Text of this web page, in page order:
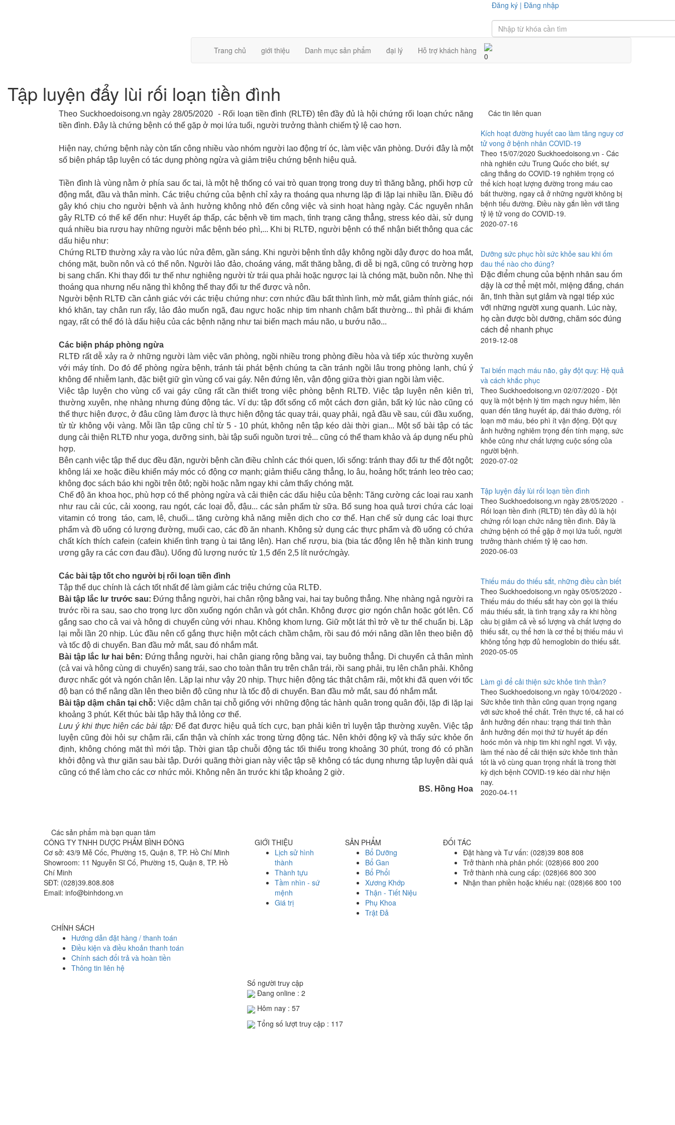
Đăng ký |Đăng nhập
Trang chủ giới thiệu Danh mục sản phẩm đại lý Hỗ trợ khách hàng
0
Tập luyện đẩy lùi rối loạn tiền đình
Theo Suckhoedoisong.vn ngày 28/05/2020 - Rối loạn tiền đình (RLTÐ) tên đầy đủ là hội chứng rối loạn chức năng
tiền đình. Ðây là chứng bệnh có thể gặp ở mọi lứa tuổi, người trưởng thành chiếm tỷ lệ cao hơn.
Hiện nay, chứng bệnh này còn tấn công nhiều vào nhóm người lao động trí óc, làm việc văn phòng. Dưới đây là một
số biện pháp tập luyện có tác dụng phòng ngừa và giảm triệu chứng bệnh hiệu quả.
Tiền đình là vùng nằm ở phía sau ốc tai, là một hệ thống có vai trò quan trọng trong duy trì thăng bằng, phối hợp cử
động mắt, đầu và thân mình. Các triệu chứng của bệnh chỉ xảy ra thoáng qua nhưng lặp đi lặp lại nhiều lần. Điều đó
gây khó chịu cho người bệnh và ảnh hưởng không nhỏ đến công việc và sinh hoạt hàng ngày. Các nguyên nhân
gây RLTĐ có thể kể đến như: Huyết áp thấp, các bệnh về tim mạch, tình trạng căng thẳng, stress kéo dài, sử dụng
quá nhiều bia rượu hay những người mắc bệnh béo phì,... Khi bị RLTĐ, người bệnh có thể nhận biết thông qua các
dấu hiệu như:
Chứng RLTĐ thường xảy ra vào lúc nửa đêm, gần sáng. Khi người bệnh tỉnh dậy không ngồi dậy được do hoa mắt,
chóng mặt, buồn nôn và có thể nôn. Người lảo đảo, choáng váng, mất thăng bằng, đi dễ bị ngã, cũng có trường hợp
bị sang chấn. Khi thay đổi tư thế như nghiêng người từ trái qua phải hoặc ngược lại là chóng mặt, buồn nôn. Nhẹ thì
thoáng qua nhưng nếu nặng thì không thể thay đổi tư thế được và nôn.
Người bệnh RLTĐ cần cảnh giác với các triệu chứng như: cơn nhức đầu bất thình lình, mờ mắt, giảm thính giác, nói
khó khăn, tay chân run rẩy, lảo đảo muốn ngã, đau ngực hoặc nhịp tim nhanh chậm bất thường... thì phải đi khám
ngay, rất có thể đó là dấu hiệu của các bệnh nặng như tai biến mạch máu não, u bướu não...
Các biện pháp phòng ngừa
RLTĐ rất dễ xảy ra ở những người làm việc văn phòng, ngồi nhiều trong phòng điều hòa và tiếp xúc thường xuyên
với máy tính. Do đó để phòng ngừa bệnh, tránh tái phát bệnh chúng ta cần tránh ngồi lâu trong phòng lạnh, chú ý
không để nhiễm lạnh, đặc biệt giữ gìn vùng cổ vai gáy. Nên đứng lên, vận động giữa thời gian ngồi làm việc.
Việc tập luyện cho vùng cổ vai gáy cũng rất cần thiết trong việc phòng bệnh RLTĐ. Việc tập luyện nên kiên trì,
thường xuyên, nhẹ nhàng nhưng đúng động tác. Ví dụ: tập đốt sống cổ một cách đơn giản, bất kỳ lúc nào cũng có
thể thực hiện được, ở đâu cũng làm được là thực hiện động tác quay trái, quay phải, ngả đầu về sau, cúi đầu xuống,
từ từ không vội vàng. Mỗi lần tập cũng chỉ từ 5 - 10 phút, không nên tập kéo dài thời gian... Một số bài tập có tác
dụng cải thiện RLTĐ như yoga, dưỡng sinh, bài tập suối nguồn tươi trẻ... cũng có thể tham khảo và áp dụng nếu phù
hợp.
Bên cạnh việc tập thể dục đều đặn, người bệnh cần điều chỉnh các thói quen, lối sống: tránh thay đổi tư thế đột ngột;
không lái xe hoặc điều khiển máy móc có động cơ mạnh; giảm thiểu căng thẳng, lo âu, hoảng hốt; tránh leo trèo cao;
không đọc sách báo khi ngồi trên ôtô; ngồi hoặc nằm ngay khi cảm thấy chóng mặt.
Chế độ ăn khoa học, phù hợp có thể phòng ngừa và cải thiện các dấu hiệu của bệnh: Tăng cường các loại rau xanh
như rau cải cúc, cải xoong, rau ngót, các loại đỗ, đậu... các sản phẩm từ sữa. Bổ sung hoa quả tươi chứa các loại
vitamin có trong táo, cam, lê, chuối... tăng cường khả năng miễn dịch cho cơ thể. Hạn chế sử dụng các loại thực
phẩm và đồ uống có lượng đường, muối cao, các đồ ăn nhanh. Không sử dụng các thực phẩm và đồ uống có chứa
chất kích thích cafein (cafein khiến tình trạng ù tai tăng lên). Hạn chế rượu, bia (bia tác động lên hệ thần kinh trung
ương gây ra các cơn đau đầu). Uống đủ lượng nước từ 1,5 đến 2,5 lít nước/ngày.
Các bài tập tốt cho người bị rối loạn tiền đình
Tập thể dục chính là cách tốt nhất để làm giảm các triệu chứng của RLTĐ.
Bài tập lắc lư trước sau: Đứng thẳng người, hai chân rộng bằng vai, hai tay buông thẳng. Nhẹ nhàng ngả người ra
trước rồi ra sau, sao cho trọng lực dồn xuống ngón chân và gót chân. Không được giơ ngón chân hoặc gót lên. Cố
gắng sao cho cả vai và hông di chuyển cùng với nhau. Không khom lưng. Giữ một lát thì trở về tư thế chuẩn bị. Lặp
lại mỗi lần 20 nhịp. Lúc đầu nên cố gắng thực hiện một cách chầm chậm, rồi sau đó mới nâng dần lên theo biên độ
và tốc độ di chuyển. Ban đầu mở mắt, sau đó nhắm mắt.
Bài tập lắc lư hai bên: Đứng thẳng người, hai chân giang rộng bằng vai, tay buông thẳng. Di chuyển cả thân mình
(cả vai và hông cùng di chuyển) sang trái, sao cho toàn thân trụ trên chân trái, rồi sang phải, trụ lên chân phải. Không
được nhấc gót và ngón chân lên. Lặp lại như vậy 20 nhịp. Thực hiện động tác thật chậm rãi, một khi đã quen với tốc
độ bạn có thể nâng dần lên theo biên độ cũng như là tốc độ di chuyển. Ban đầu mở mắt, sau đó nhắm mắt.
Bài tập dậm chân tại chỗ:Việc dậm chân tại chỗ giống với những động tác hành quân trong quân đội, lặp đi lặp lại
khoảng 3 phút. Kết thúc bài tập hãy thả lỏng cơ thể.
Lưu ý khi thực hiện các bài tập: Để đạt được hiệu quả tích cực, bạn phải kiên trì luyện tập thường xuyên. Việc tập
luyện cũng đòi hỏi sự chậm rãi, cẩn thận và chính xác trong từng động tác. Nên khởi động kỹ và thấy sức khỏe ổn
định, không chóng mặt thì mới tập. Thời gian tập chuỗi động tác tối thiểu trong khoảng 30 phút, trong đó có phần
khởi động và thư giãn sau bài tập. Dưới quãng thời gian này việc tập sẽ không có tác dụng nhưng tập luyện dài quá
cũng có thể làm cho các cơ nhức mỏi. Không nên ăn trước khi tập khoảng 2 giờ.
BS. Hồng Hoa
Các tin liên quan
Kích hoạt đường huyết cao làm tăng nguy cơ
tử vong ở bệnh nhân COVID-19
Theo 15/07/2020 Suckhoedoisong.vn - Các
nhà nghiên cứu Trung Quốc cho biết, sự
căng thẳng do COVID-19 nghiêm trọng có
thể kích hoạt lượng đường trong máu cao
bất thường, ngay cả ở những người không bị
bệnh tiểu đường. Điều này gắn liền với tăng
tỷ lệ tử vong do COVID-19.
2020-07-16
Dưỡng sức phục hồi sức khỏe sau khi ốm
đau thế nào cho đúng?
Đặc điểm chung của bệnh nhân sau ốm
dậy là cơ thể mệt mỏi, miệng đắng, chán
ăn, tinh thần sụt giảm và ngại tiếp xúc
với những người xung quanh. Lúc này,
họ cần được bồi dưỡng, chăm sóc đúng
cách để nhanh phục
2019-12-08
Tai biến mạch máu não, gây đột quỵ: Hệ quả
và cách khắc phục
Theo Suckhoedoisong.vn 02/07/2020 - Đột
quỵ là một bệnh lý tim mạch nguy hiểm, liên
quan đến tăng huyết áp, đái tháo đường, rối
loạn mỡ máu, béo phì ít vận động. Đột quỵ
ảnh hưởng nghiêm trọng đến tính mạng, sức
khỏe cũng như chất lượng cuộc sống của
người bệnh.
2020-07-02
Tập luyện đẩy lùi rối loạn tiền đình
Theo Suckhoedoisong.vn ngày 28/05/2020 -
Rối loạn tiền đình (RLTÐ) tên đầy đủ là hội
chứng rối loạn chức năng tiền đình. Ðây là
chứng bệnh có thể gặp ở mọi lứa tuổi, người
trưởng thành chiếm tỷ lệ cao hơn.
2020-06-03
Thiếu máu do thiếu sắt, những điều cần biết
Theo Suckhoedoisong.vn ngày 05/05/2020 -
Thiếu máu do thiếu sắt hay còn gọi là thiếu
máu thiếu sắt, là tình trạng xảy ra khi hồng
cầu bị giảm cả về số lượng và chất lượng do
thiếu sắt, cụ thể hơn là cơ thể bị thiếu máu vì
không tổng hợp đủ hemoglobin do thiếu sắt.
2020-05-05
Làm gì để cải thiện sức khỏe tinh thần?
Theo Suckhoedoisong.vn ngày 10/04/2020 -
Sức khỏe tinh thần cũng quan trọng ngang
với sức khoẻ thể chất. Trên thực tế, cả hai có
ảnh hưởng đến nhau: trạng thái tinh thần
ảnh hưởng đến mọi thứ từ huyết áp đến
hoóc môn và nhịp tim khi nghỉ ngơi. Vì vậy,
làm thế nào để cải thiện sức khỏe tinh thần
tốt là vô cùng quan trọng nhất là trong thời
kỳ dịch bệnh COVID-19 kéo dài như hiện
nay.
2020-04-11
Các sản phẩm mà bạn quan tâm
CÔNG TY TNHH DƯỢC PHẨM BÌNH ĐÔNG
Cơ sở: 43/9 Mễ Cốc, Phường 15, Quận 8, TP. Hồ Chí Minh
Showroom: 11 Nguyễn Sĩ Cố, Phường 15, Quận 8, TP. Hồ
Chí Minh
SĐT: (028)39.808.808
Email: info@binhdong.vn
GIỚI THIỆU
Lịch sử hình
thành
Thành tựu
Tầm nhìn - sứ
mệnh
Giá trị
SẢN PHẨM
Bổ Dưỡng
Bổ Gan
Bổ Phổi
Xương Khớp
Thận - Tiết Niệu
Phụ Khoa
Trật Đả
ĐỐI TÁC
Đặt hàng và Tư vấn: (028)39 808 808
Trở thành nhà phân phối: (028)66 800 200
Trở thành nhà cung cấp: (028)66 800 300
Nhận than phiền hoặc khiếu nại: (028)66 800 100
CHÍNH SÁCH
Hướng dẫn đặt hàng / thanh toán
Điều kiện và điều khoản thanh toán
Chính sách đổi trả và hoàn tiền
Thông tin liên hệ
Số người truy cập
Đang online : 2
Hôm nay : 57
Tổng số lượt truy cập : 117